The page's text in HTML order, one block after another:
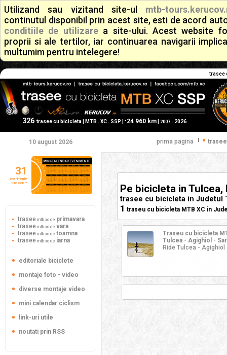
Utilizand sau vizitand site-ul mtb-
continutul disponibil prin acest site, esti de acord
conditiile de utilizarea site-ului. Acest website
proprii si ale tertilor, iar continuarea navigarii
multumim pentru intelegere!
trasee
326 trasee cu bicicleta | MTB . XC . SSP | + 24 960 km| 2007 - 2026
10 august 2026 prima pagina
Pe bicicleta in Tulcea,
trasee cu bicicleta in Judetul
1 traseu cu bicicleta MTB XC in
Traseu cu bicicleta
Tulcea - Agighiol -
Ride Tulcea -
31
evenimente
ture ciclism
trasee mtb xc de primavara
trasee mtb xc de vara
trasee mtb xc de toamna
trasee mtb xc de iarna
editoriale biciclete
montaje foto - video
diverse montaje video
mini calendar ciclism
link-uri utile
noutati prin RSS